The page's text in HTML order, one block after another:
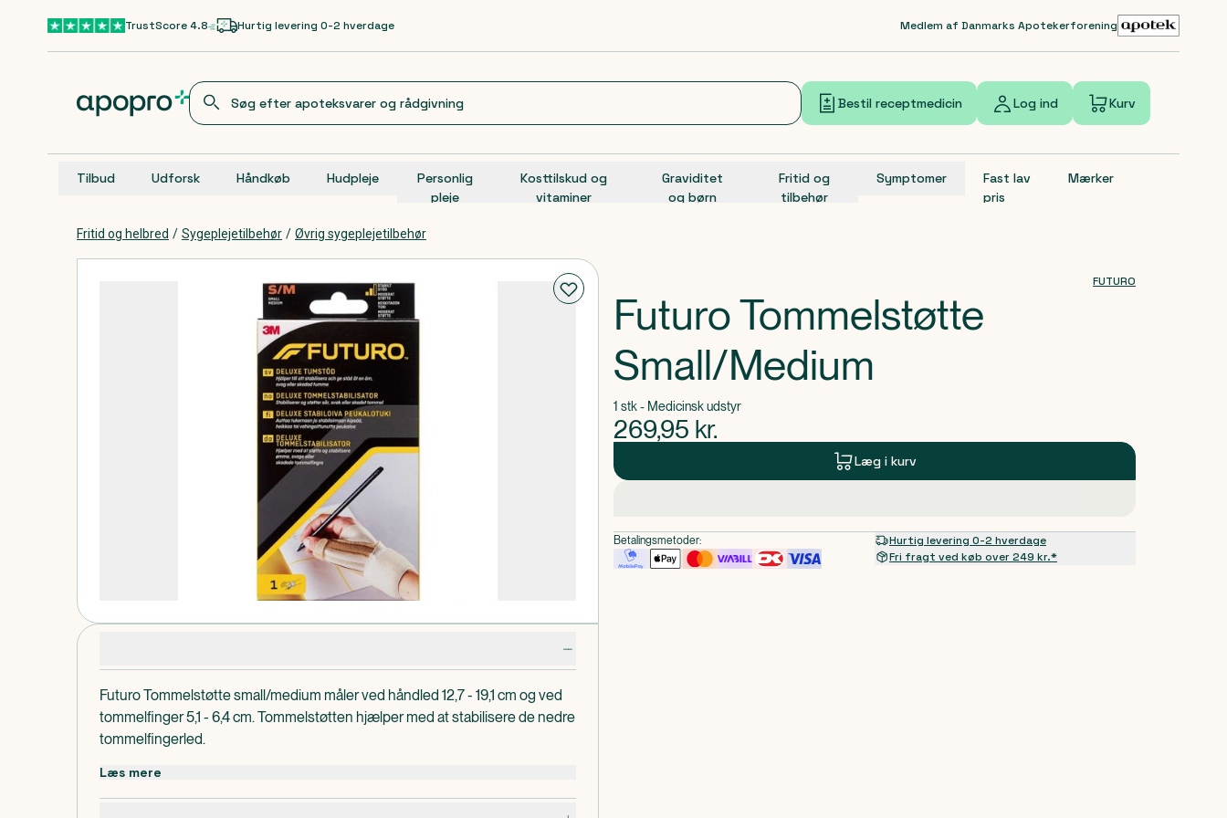
Gå til hovedindholdTrustScore 4.8 Hurtig levering 0-2 hverdage Medlem af Danmarks Apotekerforening
Bestil receptmedicin Log ind Kurv
Tilbud Udforsk Håndkøb Hudpleje
Personlig
pleje
Kosttilskud og
vitaminer
Graviditet
og børn
Fritid og
tilbehør
Symptomer
Fast lav
pris
Mærker
Fritid og helbred / Sygeplejetilbehør / Øvrig sygeplejetilbehør
Futuro Tommelstøtte small/medium måler ved håndled 12,7 - 19,1 cm og ved
tommelfinger 5,1 - 6,4 cm. Tommelstøtten hjælper med at stabilisere de nedre
tommelfingerled.
leddegigt, ensidigt gentaget arbejde og ved ledsygdom i tommelfingeren.
Futuro Tommelstøtte er designet, så den tillader håndbevægelse og naturlig
Læs mere
FUTURO
Futuro Tommelstøtte
Small/Medium
1 stk - Medicinsk udstyr
269,95 kr.
Læg i kurv
Betalingsmetoder:
Hurtig levering 0-2 hverdage
Fri fragt ved køb over 249 kr.*